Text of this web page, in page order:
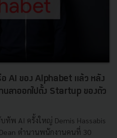
AI ของ Alphabet แล้ว หลัง
ลาออกไปตั้ง Startup ของตัว
ทัพ AI ครั้งใหญ่ Demis Hassabis
ตำนานพนักงานคนที่ 30